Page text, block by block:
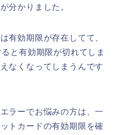
分かりました。
有効期限が存在してて、
と有効期限が切れてしま
なくなってしまうんです
ラーでお悩みの方は、一
トカードの有効期限を確